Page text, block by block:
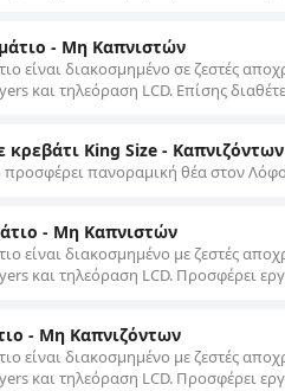
- Μη Καπνιστών
είναι διακοσμημένο σε ζεστές
και τηλεόραση LCD. Επίσης
King Size - Καπνιζόντων
πανοραμική θέα στον
- Μη Καπνιστών
είναι διακοσμημένο με ζεστές
και τηλεόραση LCD. Προσφέρει
- Μη Καπνιζόντων
είναι διακοσμημένο με ζεστές
και τηλεόραση LCD. Προσφέρει